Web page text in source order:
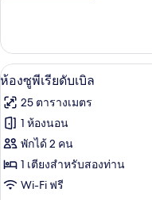
เน
สดับ
เบิล
เกี่ยว
กับ
ห้อ
ซิ
เน
สดับ
เบิล
เปิด
ภาพถ่าย
ทั้งหมด
ของ
ห้อง
ซู
8
ห้องซูพีเรียดับเบิล
25 ตารางเมตร
1 ห้องนอน
พักได้ 2 คน
1 เตียงสำหรับสองท่าน
Wi-Fi ฟรี